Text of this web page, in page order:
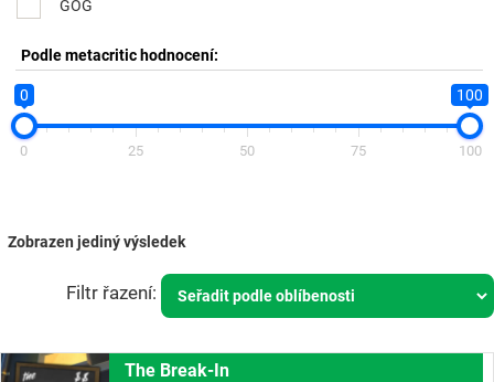
GOG
Podle metacritic hodnocení:
0 100
0 25 50 75 100
Zobrazen jediný výsledek
The Break-In